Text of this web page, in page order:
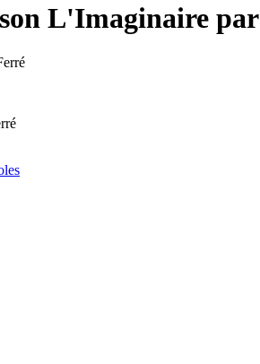
L'Imaginaire par